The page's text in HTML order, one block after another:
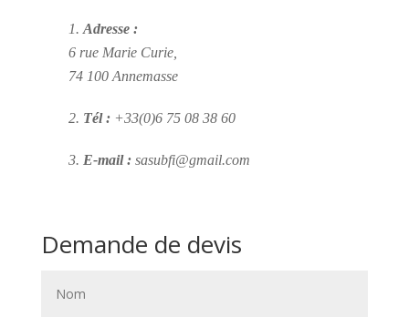
Adresse :
6 rue Marie Curie,
74 100 Annemasse
Tél : +33(0)6 75 08 38 60
E-mail :sasubfi@gmail.com
Demande de devis